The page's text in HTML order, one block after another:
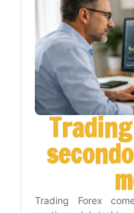
Trading Forex